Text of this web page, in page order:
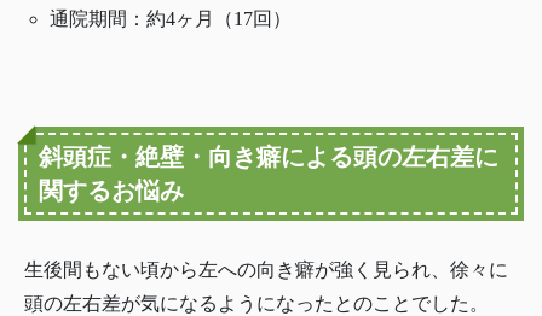
通院期間：約4ヶ月（17回）
斜頭症・絶壁・向き癖による頭の左右差に
関するお悩み
生後間もない頃から左への向き癖が強く見られ、徐々に
頭の左右差が気になるようになったとのことでした。